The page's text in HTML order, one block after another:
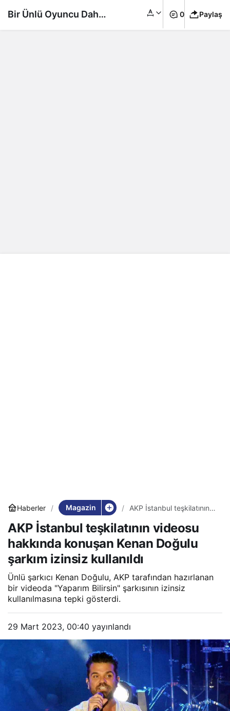
Haberler Magazin
AKP İstanbul teşkilatının
konuşan Kenan Doğulu
şarkım izinsiz kullanıldı
AKP İstanbul teşkilatının videosu
hakkında konuşan Kenan Doğulu
şarkım izinsiz kullanıldı
Ünlü şarkıcı Kenan Doğulu, AKP tarafından hazırlanan
bir videoda "Yaparım Bilirsin" şarkısının izinsiz
kullanılmasına tepki gösterdi.
29 Mart 2023, 00:40 yayınlandı
Bir Ünlü Oyuncu Daha 0 Paylaş